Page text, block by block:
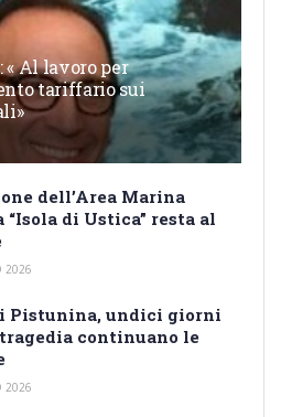
Al lavoro per
tariffario sui
dell’Area Marina
“Isola di Ustica” resta al
2026
Pistunina, undici giorni
continuano le
2026